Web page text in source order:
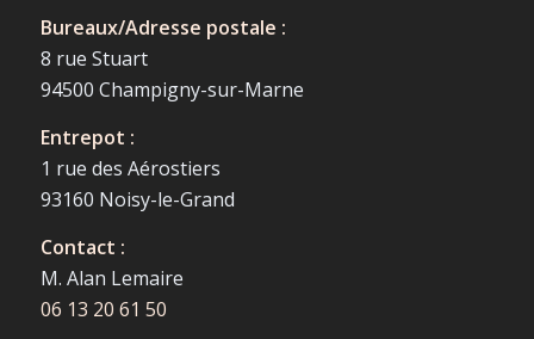
Bureaux/Adresse postale :
8 rue Stuart
94500 Champigny-sur-Marne
Entrepot :
1 rue des Aérostiers
93160 Noisy-le-Grand
Contact :
M. Alan Lemaire
06 13 20 61 50